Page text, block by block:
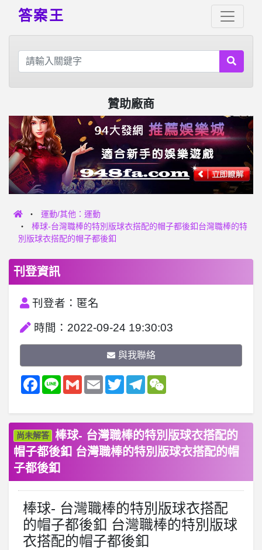
答案王
贊助廠商
運動/其他：運動
棒球-台灣職棒的特別版球衣搭配的帽子都後釦台灣職棒的特
別版球衣搭配的帽子都後釦
刊登資訊
刊登者：匿名
時間：2022-09-24 19:30:03
與我聯絡
Facebook
Line GmailEmail TwitterTelegramWeChat
尚未解答
棒球- 台灣職棒的特別版球衣搭配的
帽子都後釦 台灣職棒的特別版球衣搭配的帽
子都後釦
棒球- 台灣職棒的特別版球衣搭配
的帽子都後釦 台灣職棒的特別版球
衣搭配的帽子都後釦